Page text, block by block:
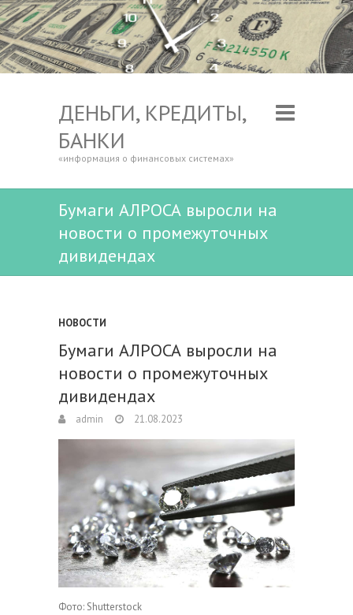
ДЕНЬГИ, КРЕДИТЫ,
БАНКИ
«информация о финансовых системах»
Бумаги АЛРОСА выросли на
новости о промежуточных
дивидендах
НОВОСТИ
Бумаги АЛРОСА выросли на
новости о промежуточных
дивидендах
admin 21.08.2023
Фото: Shutterstock